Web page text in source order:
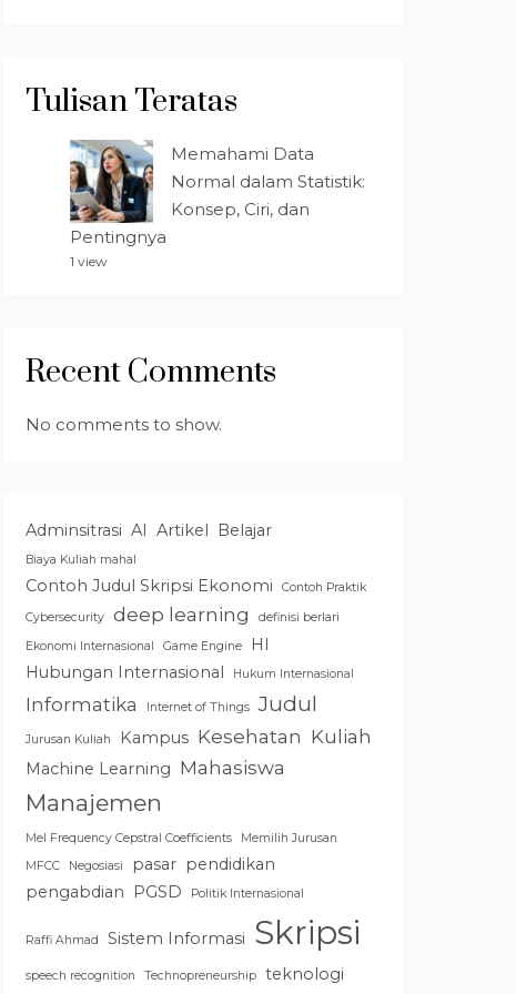
Tulisan Teratas
Memahami Data
Normal dalam Statistik:
Konsep, Ciri, dan
Pentingnya
1 view
Recent Comments
No comments to show.
Adminsitrasi AI Artikel Belajar
Biaya Kuliah mahal
Contoh Judul Skripsi Ekonomi Contoh Praktik
Cybersecurity deep learning
definisi berlari
Ekonomi Internasional
Game Engine
HI
Hubungan Internasional
Hukum Internasional
Informatika Internet of Things Judul
Jurusan Kuliah Kampus Kesehatan Kuliah
Machine Learning Mahasiswa
Manajemen
Mel Frequency Cepstral Coefficients
Memilih Jurusan
MFCC
Negosiasi pasar pendidikan
pengabdian
PGSD Politik Internasional
Raffi Ahmad Sistem Informasi Skripsi
speech recognition Technopreneurship teknologi